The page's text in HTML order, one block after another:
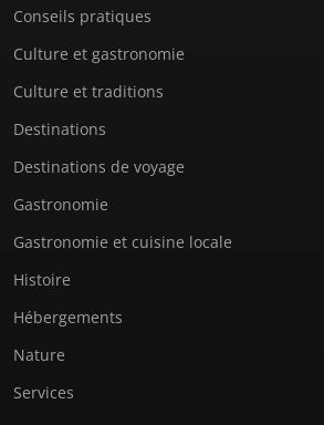
Conseils pratiques
Culture et gastronomie
Culture et traditions
Destinations
Destinations de voyage
Gastronomie
Gastronomie et cuisine locale
Histoire
Hébergements
Nature
Services